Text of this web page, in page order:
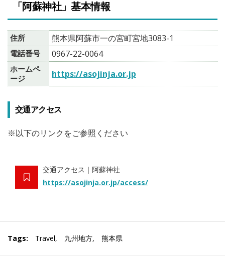
「阿蘇神社」基本情報
住所 熊本県阿蘇市一の宮町宮地3083-1
電話番号 0967-22-0064
ホームペ
ージ
https://asojinja.or.jp
交通アクセス
※以下のリンクをご参照ください
交通アクセス｜阿蘇神社
https://asojinja.or.jp/access/
Tags: Travel, 九州地方, 熊本県